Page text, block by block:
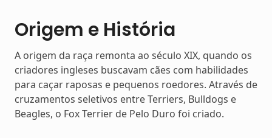
Origem e História
A origem da raça remonta ao século XIX, quando os
criadores ingleses buscavam cães com habilidades
para caçar raposas e pequenos roedores. Através de
cruzamentos seletivos entre Terriers, Bulldogs e
Beagles, o Fox Terrier de Pelo Duro foi criado.